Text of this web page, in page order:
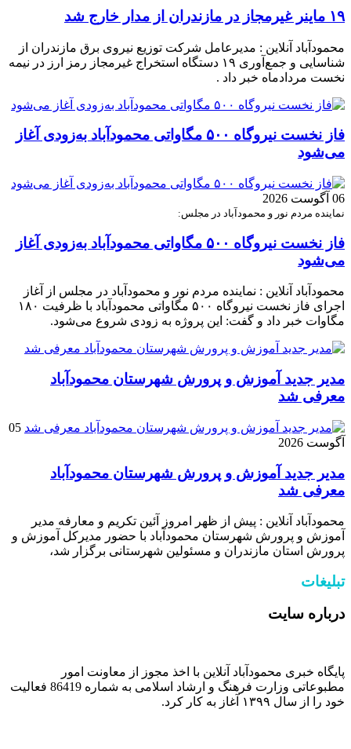
۱۹ ماینر غیرمجاز در مازندران از مدار خارج شد
محمودآباد آنلاین : مدیرعامل شرکت توزیع نیروی برق مازندران از
شناسایی و جمع‌آوری ۱۹ دستگاه استخراج غیرمجاز رمز ارز در نیمه
نخست مردادماه خبر داد .
فاز نخست نیروگاه ۵۰۰ مگاواتی محمودآباد به‌زودی آغاز
می‌شود
06 آگوست 2026
نماینده مردم نور و محمودآباد در مجلس:
فاز نخست نیروگاه ۵۰۰ مگاواتی محمودآباد به‌زودی آغاز
می‌شود
محمودآباد آنلاین : نماینده مردم نور و محمودآباد در مجلس از آغاز
اجرای فاز نخست نیروگاه ۵۰۰ مگاواتی محمودآباد با ظرفیت ۱۸۰
مگاوات خبر داد و گفت: این پروژه به زودی شروع می‌شود.
مدیر جدید آموزش و پرورش شهرستان محمودآباد
معرفی شد
05
آگوست 2026
مدیر جدید آموزش و پرورش شهرستان محمودآباد
معرفی شد
محمودآباد آنلاین : پیش از ظهر امروز آئین تکریم و معارفه مدیر
آموزش و پرورش شهرستان محمودآباد با حضور مدیرکل آموزش و
پرورش استان مازندران و مسئولین شهرستانی برگزار شد،
تبلیغات
درباره سایت
پایگاه خبری محمودآباد آنلاین با اخذ مجوز از معاونت امور
مطبوعاتی وزارت فرهنگ و ارشاد اسلامی به شماره 86419 فعالیت
خود را از سال ۱۳۹۹ آغاز به کار کرد.